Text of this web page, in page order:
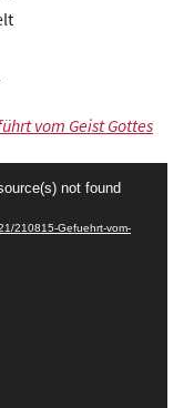
vom Geist Gottes
not found
210815-Gefuehrt-vom-